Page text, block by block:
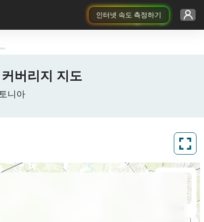
인터넷 속도 측정하기
버리지 지도
니아